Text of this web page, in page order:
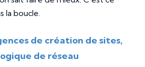
la boucle.
de création de sites,
de réseau